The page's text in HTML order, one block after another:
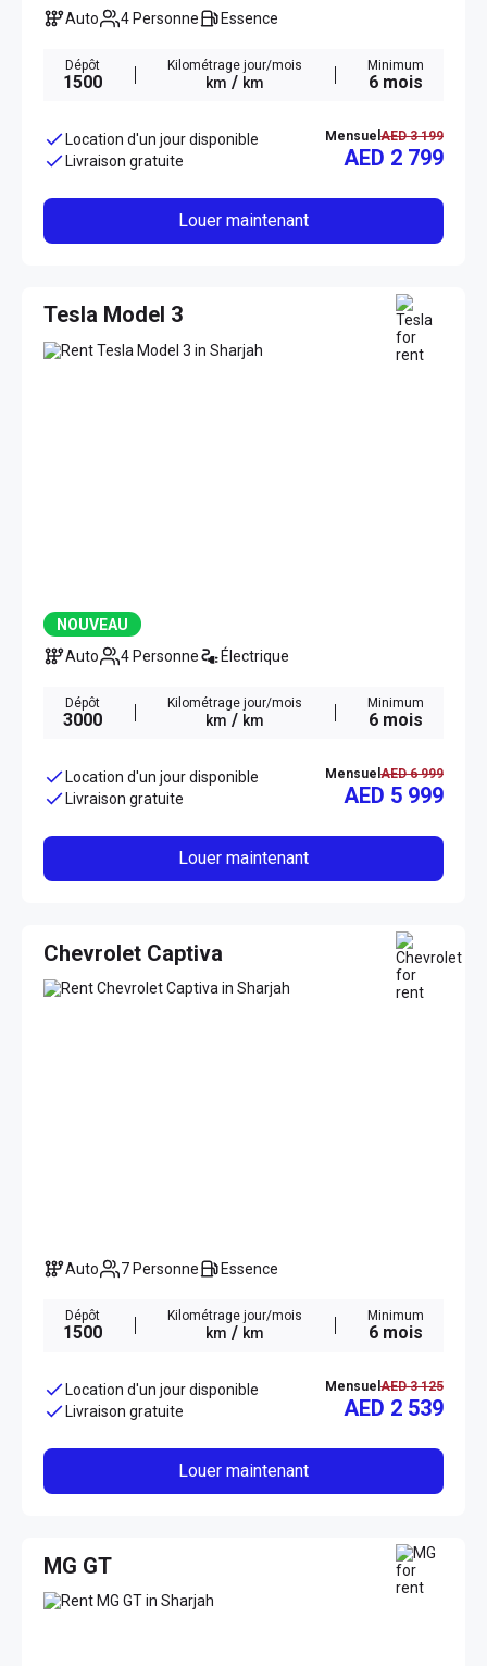
Auto 4 Personne Essence
Dépôt
1500
Kilométrage jour/mois
km / km
Minimum
6 mois
Location d'un jour disponible
Livraison gratuite
Mensuel AED 3 199
AED 2 799
Louer maintenant
Tesla Model 3
NOUVEAU
Auto
4 Personne Électrique
Dépôt
3000
Kilométrage jour/mois
km / km
Minimum
6 mois
Location d'un jour disponible
Livraison gratuite
Mensuel AED 6 999
AED 5 999
Louer maintenant
Chevrolet Captiva
Auto 7 Personne Essence
Dépôt
1500
Kilométrage jour/mois
km / km
Minimum
6 mois
Location d'un jour disponible
Livraison gratuite
Mensuel AED 3 125
AED 2 539
Louer maintenant
MG GT